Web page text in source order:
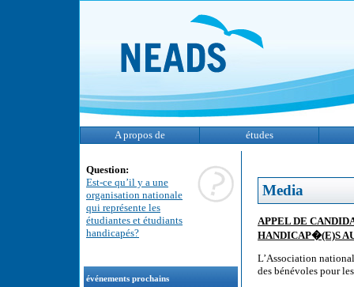
A propos de études
Question:
Est-ce qu’il y a une
organisation nationale
qui représente les
étudiantes et étudiants
handicapés?
événements prochains
Media
APPEL DE
HANDICAP�(E)S
L’Association
des bénévoles pour